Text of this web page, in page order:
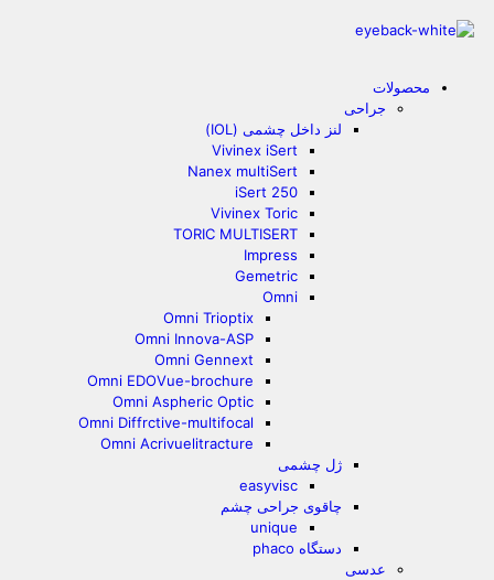
محصولات
جراحی
لنز داخل چشمی (IOL)
Vivinex iSert
Nanex multiSert
iSert 250
Vivinex Toric
TORIC MULTISERT
Impress
Gemetric
Omni
Omni Trioptix
Omni Innova-ASP
Omni Gennext
Omni EDOVue-brochure
Omni Aspheric Optic
Omni Diffrctive-multifocal
Omni Acrivuelitracture
ژل چشمی
easyvisc
چاقوی جراحی چشم
unique
دستگاه phaco
عدسی